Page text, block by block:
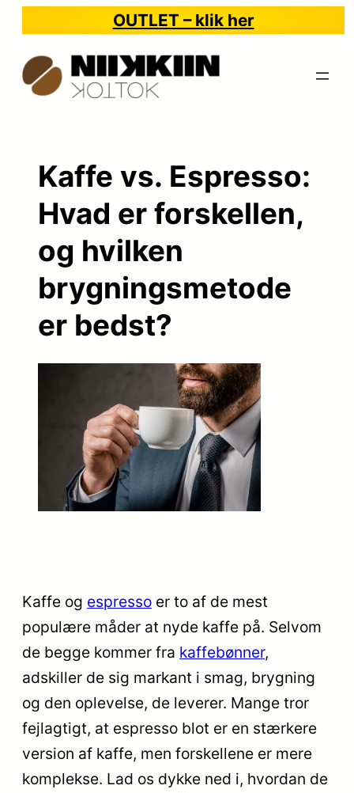
indhold
OUTLET – klik her
Kaffe vs. Espresso:
Hvad er forskellen,
og hvilken
brygningsmetode
er bedst?
Kaffe og espresso er to af de mest
populære måder at nyde kaffe på. Selvom
de begge kommer fra kaffebønner,
adskiller de sig markant i smag, brygning
og den oplevelse, de leverer. Mange tror
fejlagtigt, at espresso blot er en stærkere
version af kaffe, men forskellene er mere
komplekse. Lad os dykke ned i, hvordan de